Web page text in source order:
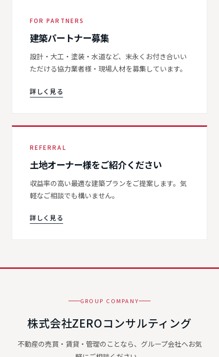
FOR PARTNERS
建築パートナー募集
設計・大工・塗装・水道など、末永くお付き合いい
ただける協力業者様・現場人材を募集しています。
詳しく見る
REFERRAL
土地オーナー様をご紹介ください
収益率の高い最適な建築プランをご提案します。気
軽なご相談でも構いません。
詳しく見る
GROUP COMPANY
株式会社ZEROコンサルティング
不動産の売買・賃貸・管理のことなら、グループ会社へお気